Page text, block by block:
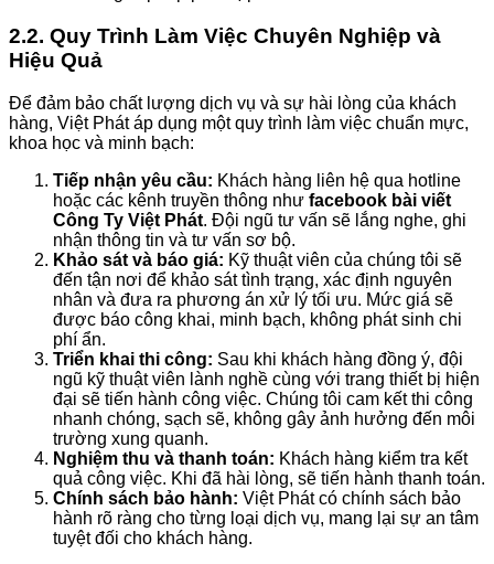
2.2. Quy Trình Làm Việc Chuyên Nghiệp và
Hiệu Quả
Để đảm bảo chất lượng dịch vụ và sự hài lòng của khách
hàng, Việt Phát áp dụng một quy trình làm việc chuẩn mực,
khoa học và minh bạch:
Tiếp nhận yêu cầu: Khách hàng liên hệ qua hotline
hoặc các kênh truyền thông như facebook bài viết
Công Ty Việt Phát. Đội ngũ tư vấn sẽ lắng nghe, ghi
nhận thông tin và tư vấn sơ bộ.
Khảo sát và báo giá: Kỹ thuật viên của chúng tôi sẽ
đến tận nơi để khảo sát tình trạng, xác định nguyên
nhân và đưa ra phương án xử lý tối ưu. Mức giá sẽ
được báo công khai, minh bạch, không phát sinh chi
phí ẩn.
Triển khai thi công: Sau khi khách hàng đồng ý, đội
ngũ kỹ thuật viên lành nghề cùng với trang thiết bị hiện
đại sẽ tiến hành công việc. Chúng tôi cam kết thi công
nhanh chóng, sạch sẽ, không gây ảnh hưởng đến môi
trường xung quanh.
Nghiệm thu và thanh toán: Khách hàng kiểm tra kết
quả công việc. Khi đã hài lòng, sẽ tiến hành thanh toán.
Chính sách bảo hành: Việt Phát có chính sách bảo
hành rõ ràng cho từng loại dịch vụ, mang lại sự an tâm
tuyệt đối cho khách hàng.